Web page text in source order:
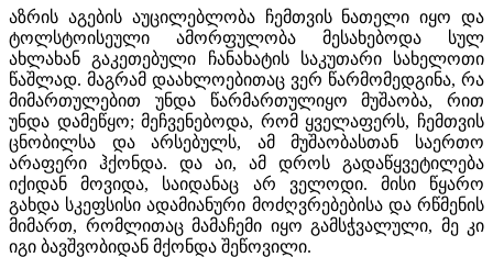
აზრის აგების აუცილებლობა ჩემთვის ნათელი იყო და
ტოლსტოისეული ამორფულობა მესახებოდა სულ
ახლახან გაკეთებული ჩანახატის საკუთარი სახელოთი
წაშლად. მაგრამ დაახლოებითაც ვერ წარმომედგინა, რა
მიმართულებით უნდა წარმართულიყო მუშაობა, რით
უნდა დამეწყო; მეჩვენებოდა, რომ ყველაფერს, ჩემთვის
ცნობილსა და არსებულს, ამ მუშაობასთან საერთო
არაფერი ჰქონდა. და აი, ამ დროს გადაწყვეტილება
იქიდან მოვიდა, საიდანაც არ ველოდი. მისი წყარო
გახდა სკეფსისი ადამიანური მოძღვრებებისა და რწმენის
მიმართ, რომლითაც მამაჩემი იყო გამსჭვალული, მე კი
იგი ბავშვობიდან მქონდა შეწოვილი.